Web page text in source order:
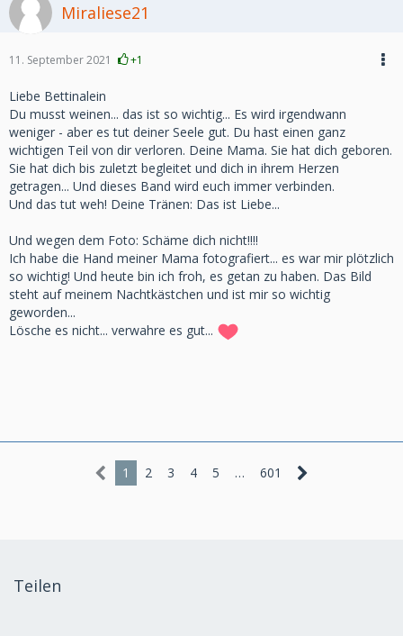
Miraliese21
11. September 2021 +1
Liebe Bettinalein
Du musst weinen... das ist so wichtig... Es wird irgendwann
weniger - aber es tut deiner Seele gut. Du hast einen ganz
wichtigen Teil von dir verloren. Deine Mama. Sie hat dich geboren.
Sie hat dich bis zuletzt begleitet und dich in ihrem Herzen
getragen... Und dieses Band wird euch immer verbinden.
Und das tut weh! Deine Tränen: Das ist Liebe...
Und wegen dem Foto: Schäme dich nicht!!!!
Ich habe die Hand meiner Mama fotografiert... es war mir plötzlich
so wichtig! Und heute bin ich froh, es getan zu haben. Das Bild
steht auf meinem Nachtkästchen und ist mir so wichtig
geworden...
Lösche es nicht... verwahre es gut...
1 2 3 4 5 … 601
Teilen